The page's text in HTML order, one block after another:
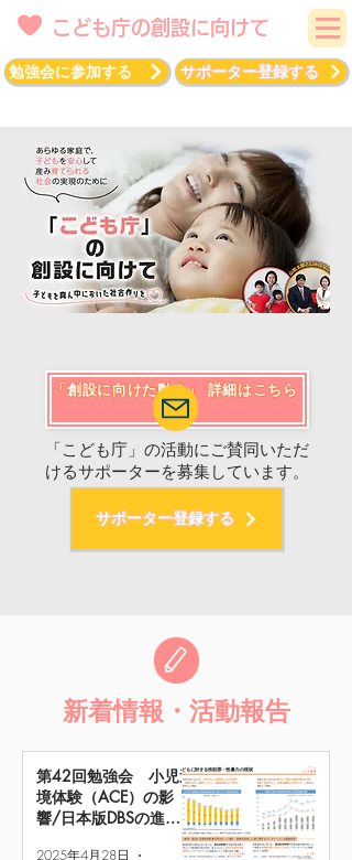
こども庁の創設に向けて
勉強会に参加する サポーター登録する
「創設に向けた動き」 詳細はこちら
「こども庁」の活動にご賛同いただ
けるサポーターを募集しています。
サポーター登録する
​新着情報・活動報告
第42回勉強会 小児逆
境体験（ACE）の影
響/日本版DBSの進捗
2025年4月28日 読了時間: 3分